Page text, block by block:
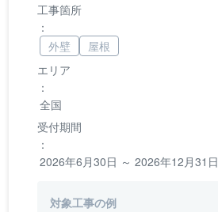
エリア
：
全国
受付期間
：
2026年6月30日 ～ 2026年12月31日
工事箇所
：
外壁
屋根
対象工事の例